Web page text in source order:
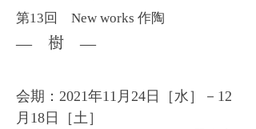
第13回 New works 作陶
― 樹 ―
会期：2021年11月24日［水］－12
月18日［土］